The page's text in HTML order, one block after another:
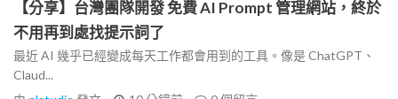
【分享】台灣團隊開發 免費 AI Prompt 管理網站，終於
不用再到處找提示詞了
最近 AI 幾乎已經變成每天工作都會用到的工具。像是 ChatGPT、
Claud...